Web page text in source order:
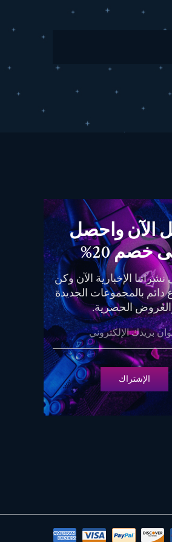
الآن واحصل
خصم 20%
الإخبارية الآن وكن
دائم بالمجموعات الجديدة
الحصرية.
الإشتراك